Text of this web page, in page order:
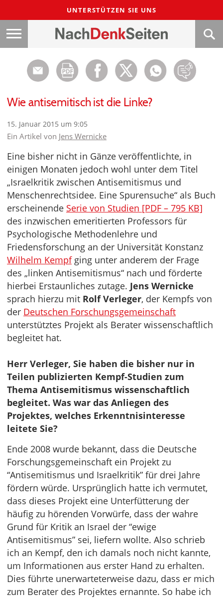
UNTERSTÜTZEN SIE UNS
Wie antisemitisch ist die Linke?
15. Januar 2015 um 9:05
Ein Artikel von Jens Wernicke
Eine bisher nicht in Gänze veröffentlichte, in
einigen Monaten jedoch wohl unter dem Titel
„Israelkritik zwischen Antisemitismus und
Menschenrechtsidee. Eine Spurensuche“ als Buch
erscheinende Serie von Studien [PDF – 795 KB]
des inzwischen emeritierten Professors für
Psychologische Methodenlehre und
Friedensforschung an der Universität Konstanz
Wilhelm Kempfging unter anderem der Frage
des „linken Antisemitismus“ nach und förderte
hierbei Erstaunliches zutage. Jens Wernicke
sprach hierzu mit Rolf Verleger, der Kempfs von
der Deutschen Forschungsgemeinschaft
unterstütztes Projekt als Berater wissenschaftlich
begleitet hat.
Herr Verleger, Sie haben die bisher nur in
Teilen publizierten Kempf-Studien zum
Thema Antisemitismus wissenschaftlich
begleitet. Was war das Anliegen des
Projektes, welches Erkenntnisinteresse
leitete Sie?
Ende 2008 wurde bekannt, dass die Deutsche
Forschungsgemeinschaft ein Projekt zu
“Antisemitismus und Israelkritik” für drei Jahre
fördern würde. Ursprünglich hatte ich vermutet,
dass dieses Projekt eine Unterfütterung der
häufig zu hörenden Vorwürfe, dass der wahre
Grund für Kritik an Israel der “ewige
Antisemitismus” sei, liefern wollte. Also schrieb
ich an Kempf, den ich damals noch nicht kannte,
um Informationen aus erster Hand zu erhalten.
Dies führte unerwarteterweise dazu, dass er mich
zum Berater des Projektes ernannte. So habe ich